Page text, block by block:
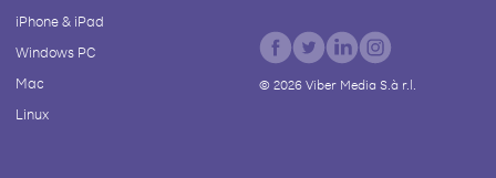
iPhone & iPad
Windows PC
Mac
Linux
© 2026Viber Media S.à r.l.